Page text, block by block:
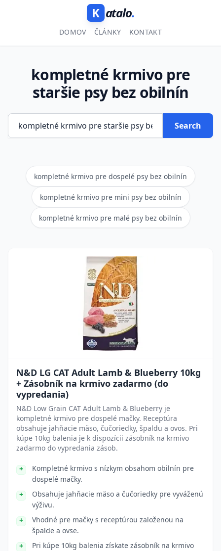
K atalo.
DOMOV ČLÁNKY KONTAKT
kompletné krmivo pre
staršie psy bez obilnín
Search
kompletné krmivo pre dospelé psy bez obilnín
kompletné krmivo pre mini psy bez obilnín
kompletné krmivo pre malé psy bez obilnín
N&D LG CAT Adult Lamb & Blueberry 10kg
+ Zásobník na krmivo zadarmo (do
vypredania)
N&D Low Grain CAT Adult Lamb & Blueberry je
kompletné krmivo pre dospelé mačky. Receptúra
obsahuje jahňacie mäso, čučoriedky, špaldu a ovos. Pri
kúpe 10kg balenia je k dispozícii zásobník na krmivo
zadarmo do vypredania zásob.
Kompletné krmivo s nízkym obsahom obilnín pre
dospelé mačky.
Obsahuje jahňacie mäso a čučoriedky pre vyváženú
výživu.
Vhodné pre mačky s receptúrou založenou na
špalde a ovse.
Pri kúpe 10kg balenia získate zásobník na krmivo